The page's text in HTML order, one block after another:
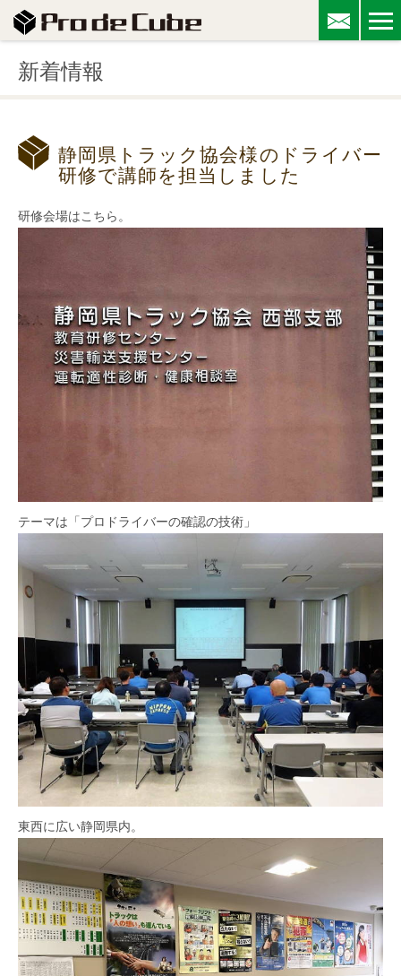
新着情報
静岡県トラック協会様のドライバー
研修で講師を担当しました
研修会場はこちら。
テーマは「プロドライバーの確認の技術」
東西に広い静岡県内。